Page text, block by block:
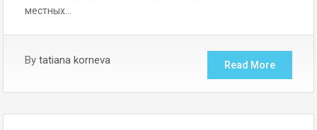
местных…
By tatiana korneva Read More